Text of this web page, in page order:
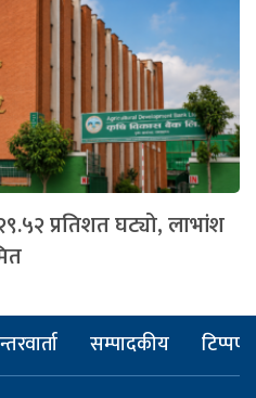
प्रतिशत घट्यो, लाभांश
सम्पादकीय टिप्पणी